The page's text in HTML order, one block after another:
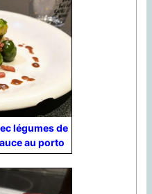
légumes de
au porto